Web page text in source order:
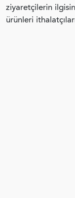
ziyaretçilerin
ürünleri